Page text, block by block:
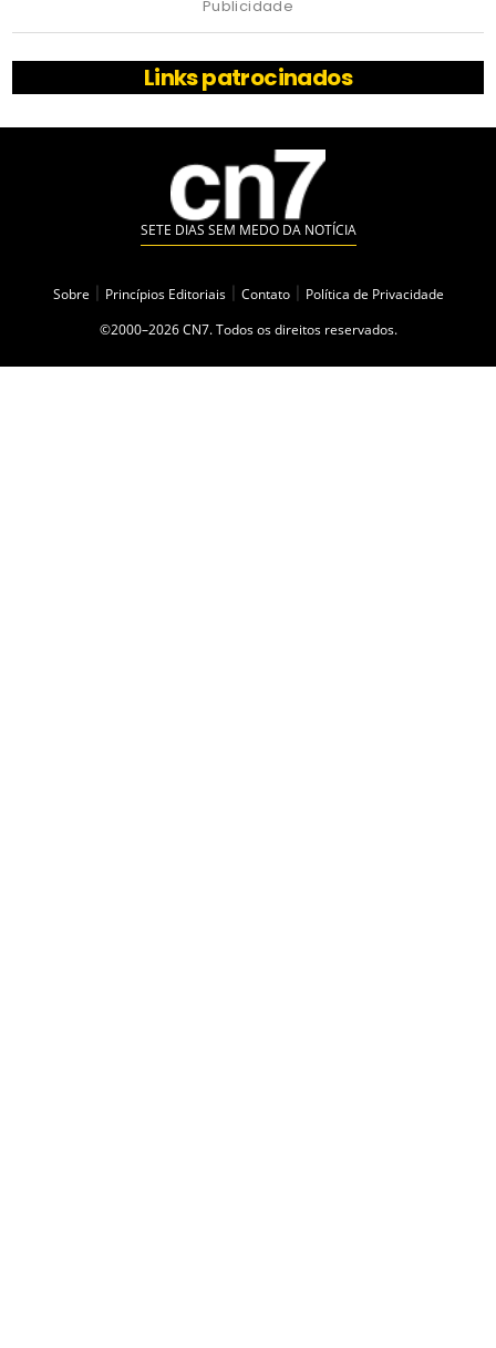
Publicidade
Links patrocinados
SETE DIAS SEM MEDO DA NOTÍCIA
Sobre Princípios Editoriais Contato
Política de Privacidade
©2000–2026 CN7. Todos os direitos reservados.